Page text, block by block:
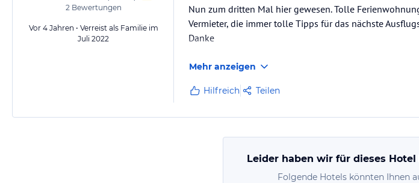
2Bewertungen
Vor 4 Jahren • Verreist als Familie im
Juli 2022
Nun zum dritten Mal hier gewesen. Tolle
Vermieter, die immer tolle Tipps für das nächste
Danke
Mehr anzeigen
Hilfreich Teilen
Leider haben wir für dieses
Folgende Hotels könnten Ihnen